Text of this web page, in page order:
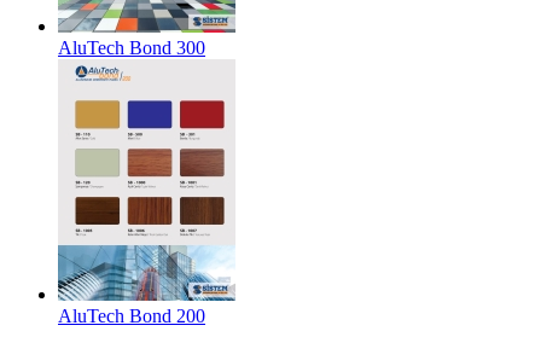
AluTech Bond 300
AluTech Bond 200